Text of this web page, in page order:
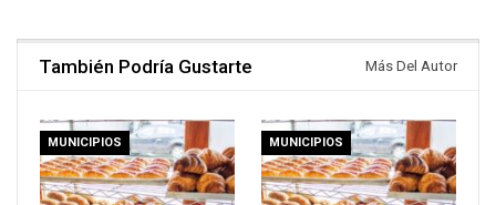
También Podría Gustarte Más Del Autor
MUNICIPIOS MUNICIPIOS